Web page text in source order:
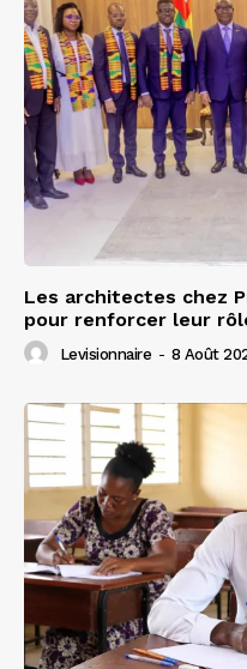
Les architectes chez
pour renforcer leur
Levisionnaire - 8 Août